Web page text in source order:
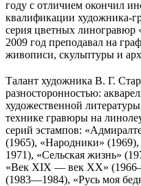
году с отличием окончил
квалификации художника-
серия цветных
2009 год преподавал на
живописи, скульптуры и
Талант художника В. Г.
разносторонностью:
художественной
технике гравюры на
серий эстампов:
(1965), «Народники»
1971), «Сельская жизнь»
«Век ХIХ — век ХХ»
(1983—1984), «Русь моя